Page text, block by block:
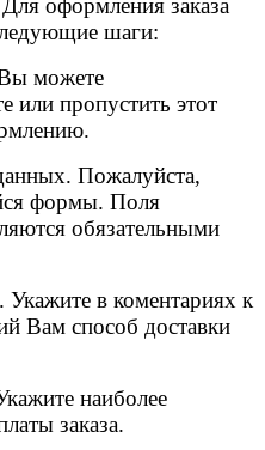
оформления заказа
шаги:
можете
или пропустить этот
Пожалуйста,
формы. Поля
обязательными
в коментариях к
Вам способ доставки
наиболее
заказа.